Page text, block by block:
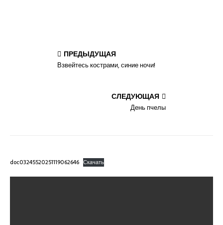
ПРЕДЫДУЩАЯ
Взвейтесь кострами, синие ночи!
СЛЕДУЮЩАЯ
День пчелы
doc03245520251119062646 Скачать